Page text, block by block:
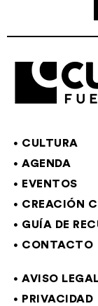
CULTURA
AGENDA
EVENTOS
CREACIÓN
GUÍA DE
CONTACTO
AVISO
PRIVACIDAD